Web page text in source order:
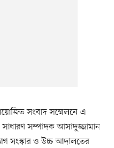
আয়োজিত সংবাদ সম্মেলনে এ
সম্পাদক আসাদুজ্জামান
সংস্কার ও উচ্চ আদালতের